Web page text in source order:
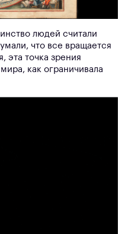
людей считали
что все вращается
эта точка зрения
как ограничивала